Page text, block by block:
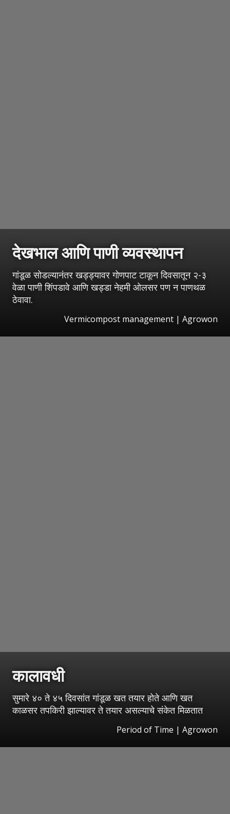
देखभाल आणि पाणी व्यवस्थापन
गांडूळ सोडल्यानंतर खड्ड्यावर गोणपाट टाकून दिवसातून २-३
वेळा पाणी शिंपडावे आणि खड्डा नेहमी ओलसर पण न पाणथळ
ठेवावा.
Vermicompost management | Agrowon
कालावधी
सुमारे ४० ते ४५ दिवसांत गांडूळ खत तयार होते आणि खत
काळसर तपकिरी झाल्यावर ते तयार असल्याचे संकेत मिळतात
Period of Time | Agrowon